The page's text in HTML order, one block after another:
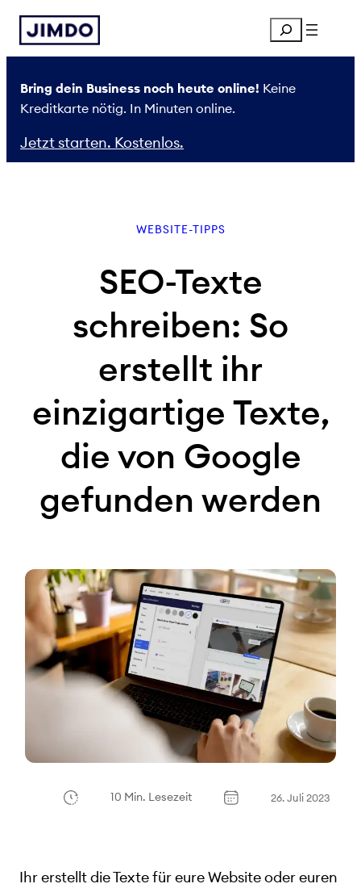
Zum
Inhalt
springen
Search
Bring dein Business noch heute online! Keine
Kreditkarte nötig. In Minuten online.
Jetzt starten. Kostenlos.
WEBSITE-TIPPS
SEO-Texte
schreiben: So
erstellt ihr
einzigartige Texte,
die von Google
gefunden werden
10 Min. Lesezeit 26. Juli 2023
Ihr erstellt die Texte für eure Website oder euren